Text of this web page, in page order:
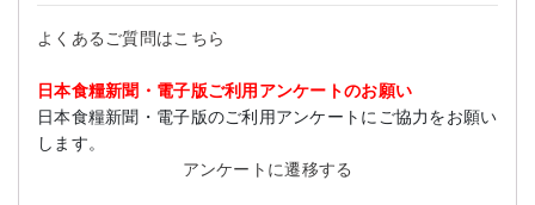
よくあるご質問はこちら
日本食糧新聞・電子版ご利用アンケートのお願い
日本食糧新聞・電子版のご利用アンケートにご協力をお願い
します。
アンケートに遷移する